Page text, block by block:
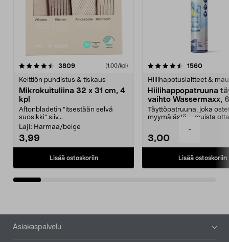
-
3809arvostelut (1,00/kpl)
Keittiön puhdistus & tiskaus
Mikrokuituliina 32 x 31 cm, 4
kpl
Aftonbladetin "itsestään selvä
suosikki" siiv...
Laji: Harmaa/beige
3,99
Lisää ostoskoriin
4.5viidestä
1560
Hiilihapotuslaitteet &
Hiilihappopatruuna
vaihto Wassermaxx,
Täyttöpatruuna, joka
myymälästä – muista
3,00
Lisää ostoskoriin
4.5viidestä
Alatunniste
Asiakaspalvelu